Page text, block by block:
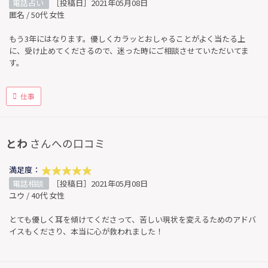
電話占い
［投稿日］2021年05月08日
匿名 / 50代 女性
もう3年にはなります。優しくカラッとおしゃることがよく当たる上
に、受け止めてくださるので、迷った時にご相談させていただいてま
す。
仕事
とわ さんへの口コミ
満足度：
電話相談
［投稿日］2021年05月08日
ユウ / 40代 女性
とても優しく耳を傾けてくださって、苦しい現状を変えるためのアドバ
イスもくださり、本当に心が救われました！